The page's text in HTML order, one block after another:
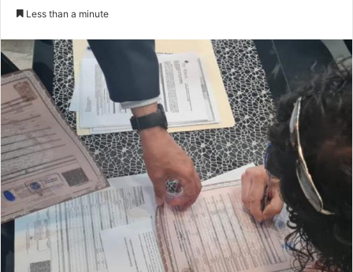
Less than a minute